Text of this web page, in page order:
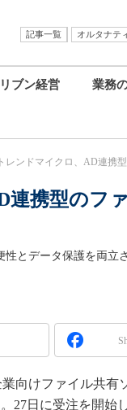
記事一覧 オルタナテ
ブン経営 業務
トレンドマイクロ、AD連携
連携型のフ
とデータ保護を両立
向けファイル共有
。27日に受注を開